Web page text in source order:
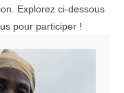
Explorez ci-dessous
pour participer !